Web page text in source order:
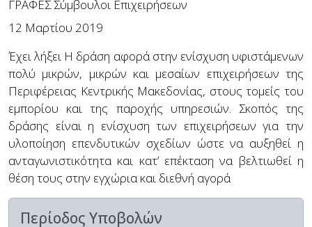
ΓΡΑΦΕΣ Σύμβουλοι Επιχειρήσεων
12 Μαρτίου 2019
Έχει λήξει Η δράση αφορά στην ενίσχυση υφιστάμενων
πολύ μικρών, μικρών και μεσαίων επιχειρήσεων της
Περιφέρειας Κεντρικής Μακεδονίας, στους τομείς του
εμπορίου και της παροχής υπηρεσιών. Σκοπός της
δράσης είναι η ενίσχυση των επιχειρήσεων για την
υλοποίηση επενδυτικών σχεδίων ώστε να αυξηθεί η
ανταγωνιστικότητα και κατ’ επέκταση να βελτιωθεί η
θέση τους στην εγχώρια και διεθνή αγορά
Περίοδος Υποβολών